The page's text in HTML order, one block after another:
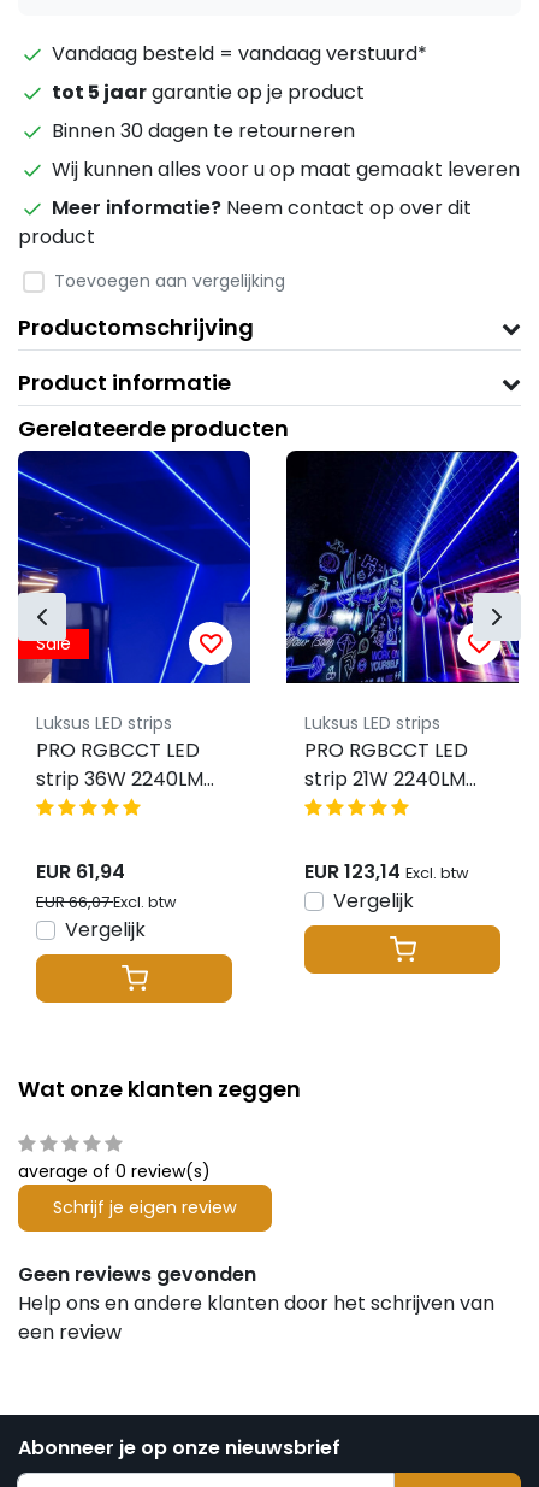
Vandaag besteld = vandaag verstuurd*
tot 5 jaargarantie op je product
Binnen 30 dagen te retourneren
Wij kunnen alles voor u op maat gemaakt leveren
Meer informatie? Neem contact op over dit
product
Toevoegen aan vergelijking
Productomschrijving
Product informatie
Gerelateerde producten
Sale
Luksus LED strips
PRO RGBCCT LED
strip 36W 2240LM
96LED p/m 24VDC
EUR 61,94
EUR 66,07Excl. btw
Vergelijk
Luksus LED strips
PRO RGBCCT LED
strip 21W 2240LM
96LED p/m 24VDC
EUR 123,14 Excl. btw
Vergelijk
Wat onze klanten zeggen
average of 0 review(s)
Schrijf je eigen review
Geen reviews gevonden
Help ons en andere klanten door het schrijven van
een review
Abonneer je op onze nieuwsbrief